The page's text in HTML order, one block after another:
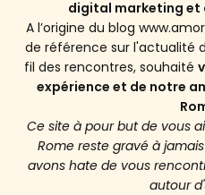
digital marketing et
A l’origine du blog
de référence sur l'actualité
fil des rencontres, souhaité
expérience et de notre
Ce site à pour but de vous
Rome reste gravé à
avons hate de vous
autour